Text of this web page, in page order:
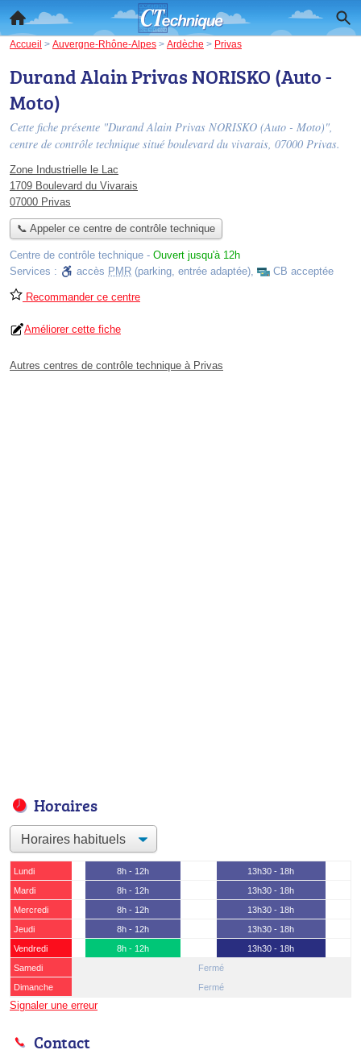
Accueil > Auvergne-Rhône-Alpes > Ardèche > Privas
Durand Alain Privas NORISKO (Auto -
Moto)
Cette fiche présente "Durand Alain Privas NORISKO (Auto - Moto)",
centre de contrôle technique situé boulevard du vivarais, 07000 Privas.
Zone Industrielle le Lac
1709 Boulevard du Vivarais
07000 Privas
📞 Appeler ce centre de contrôle technique
Centre de contrôle technique - Ouvert jusqu'à 12h
Services :
accès PMR (parking, entrée adaptée), CB acceptée
Recommander ce centre
Améliorer cette fiche
Autres centres de contrôle technique à Privas
Horaires
Lundi 8h - 12h
13h30 - 18h
Mardi
8h - 12h
13h30 - 18h
Mercredi
8h - 12h
13h30 - 18h
Jeudi
8h - 12h
13h30 - 18h
Vendredi
8h - 12h
13h30 - 18h
Samedi
Fermé
Dimanche
Fermé
Signaler une erreur
Contact